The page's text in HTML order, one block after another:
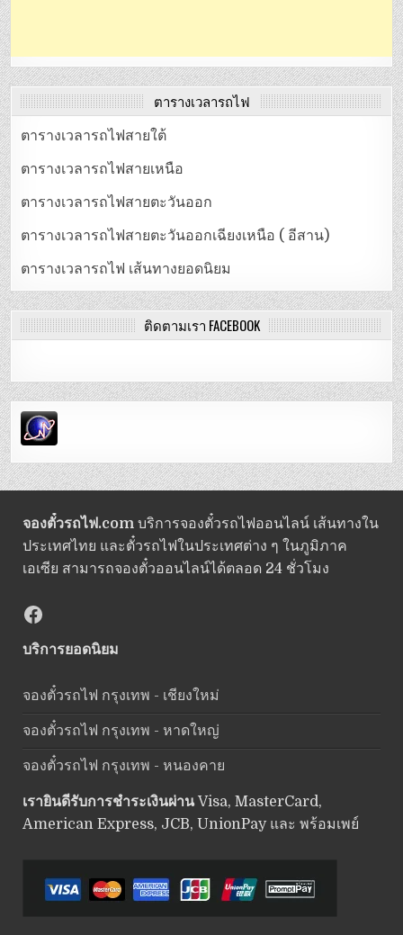
ตารางเวลารถไฟ
ตารางเวลารถไฟสายใต้
ตารางเวลารถไฟสายเหนือ
ตารางเวลารถไฟสายตะวันออก
ตารางเวลารถไฟสายตะวันออกเฉียงเหนือ ( อีสาน)
ตารางเวลารถไฟ เส้นทางยอดนิยม
ติดตามเรา FACEBOOK
จองตั๋วรถไฟ.comบริการจองตั๋วรถไฟออนไลน์ เส้นทางใน
ประเทศไทย และตั๋วรถไฟในประเทศต่าง ๆ ในภูมิภาค
เอเซีย สามารถจองตั๋วออนไลน์ได้ตลอด 24 ชั่วโมง
Facebook
บริการยอดนิยม
จองตั๋วรถไฟ กรุงเทพ - เชียงใหม่
จองตั๋วรถไฟ กรุงเทพ - หาดใหญ่
จองตั๋วรถไฟ กรุงเทพ - หนองคาย
เรายินดีรับการชำระเงินผ่านVisa, MasterCard,
American Express, JCB, UnionPay และ พร้อมเพย์